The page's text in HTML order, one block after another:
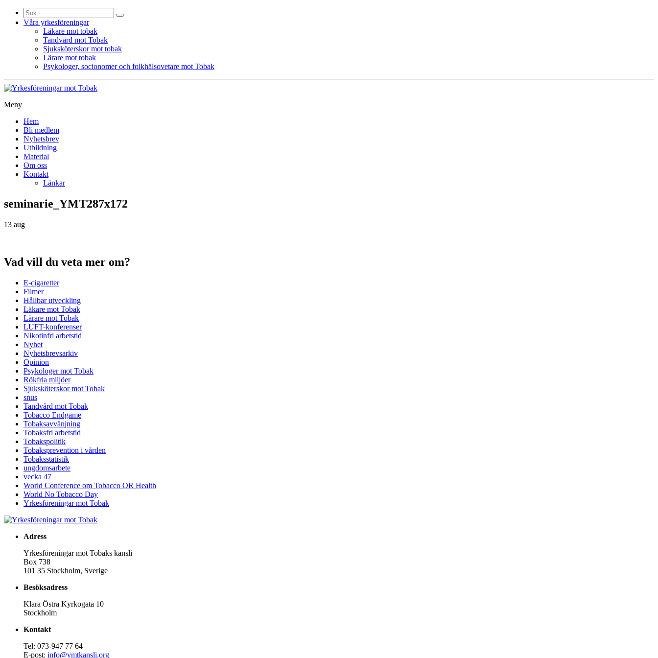
Sök
efter:
Våra yrkesföreningar
Läkare mot tobak
Tandvård mot Tobak
Sjuksköterskor mot tobak
Lärare mot tobak
Psykologer, socionomer och folkhälsovetare mot Tobak
Meny
vidare
innehåll
Hem
Bli medlem
Nyhetsbrev
Utbildning
Material
Om oss
Kontakt
Länkar
seminarie_YMT287x172
13 aug
Vad vill du veta mer om?
E-cigaretter
Filmer
Hållbar utveckling
Läkare mot Tobak
Lärare mot Tobak
LUFT-konferenser
Nikotinfri arbetstid
Nyhet
Nyhetsbrevsarkiv
Opinion
Psykologer mot Tobak
Rökfria miljöer
Sjuksköterskor mot Tobak
snus
Tandvård mot Tobak
Tobacco Endgame
Tobaksavvänjning
Tobaksfri arbetstid
Tobakspolitik
Tobaksprevention i vården
Tobaksstatistik
ungdomsarbete
vecka 47
World Conference om Tobacco OR Health
World No Tobacco Day
Yrkesföreningar mot Tobak
Adress
Yrkesföreningar mot Tobaks kansli
Box 738
101 35 Stockholm, Sverige
Besöksadress
Klara Östra Kyrkogata 10
Stockholm
Kontakt
Tel: 073-947 77 64
E-post: info@ymtkansli.org